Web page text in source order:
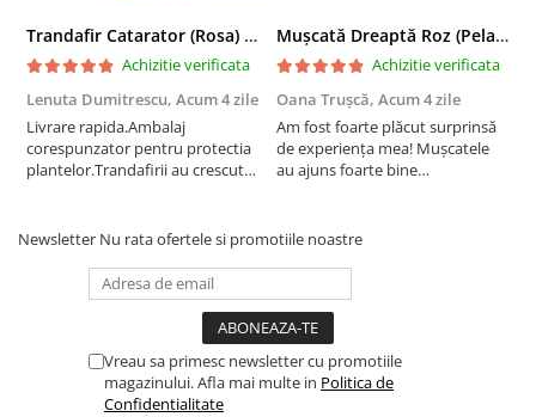
Trandafir Catarator (Rosa) Red Climber - 75cm
Achizitie verificata
Lenuta Dumitrescu, Acum 4 zile
Livrare rapida.Ambalaj
corespunzator pentru protectia
plantelor.Trandafirii au crescut
Mușcată Dreaptă Roz (Pelargonium Zonale)
Achizitie verificata
Oana Trușcă, Acum 4 zile
Am fost foarte plăcut surprinsă
de experiența mea! Mușcatele
au ajuns foarte bine
transportului. Se vede că au fost
Newsletter Nu rata ofertele si promotiile noastre
Vreau sa primesc newsletter cu promotiile
magazinului. Afla mai multe in Politica de
Confidentialitate